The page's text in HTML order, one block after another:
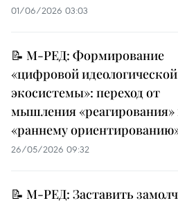
01/06/2026 03:03
📝 М-РЕД: Формирование
«цифровой идеологической
экосистемы»: переход от
мышления «реагирования»
«раннему
26/05/2026 09:32
📝 М-РЕД: Заставить